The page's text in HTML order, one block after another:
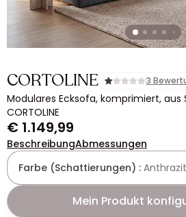
CORTOLINE 3
Modulares Ecksofa, komprimiert,
CORTOLINE
€ 1.149,99
BeschreibungAbmessungen
Farbe (Schattierungen) :
Mein Produkt